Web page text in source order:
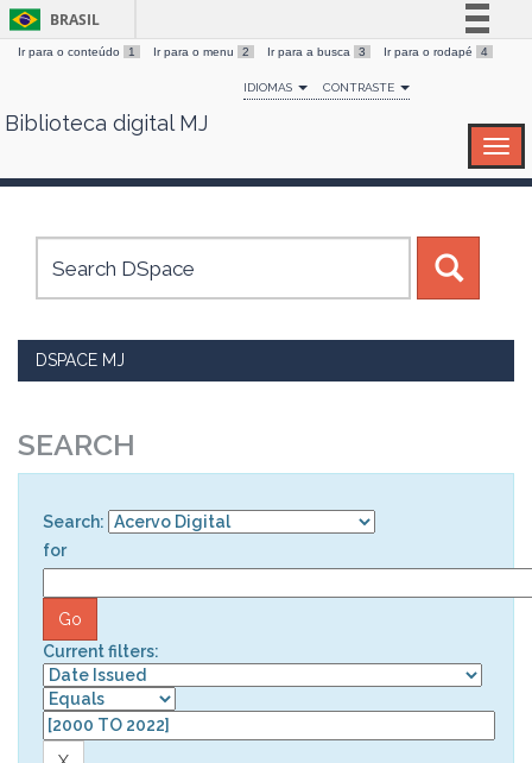
Skip
BRASIL
Simplifique!
Comunica BR
Canais
Ir para o conteúdo 1 Ir para o menu 2 Ir para a busca 3 Ir para o rodapé 4
IDIOMAS CONTRASTE
Biblioteca digital MJ
DSPACE MJ
SEARCH
Search:
for
Current filters: